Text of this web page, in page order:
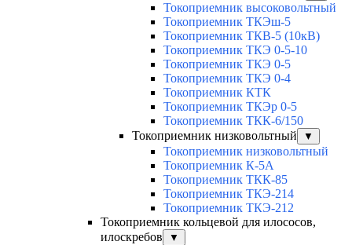
Токоприемник высоковольтный
Токоприемник ТКЭш-5
Токоприемник ТКВ-5 (10кВ)
Токоприемник ТКЭ 0-5-10
Токоприемник ТКЭ 0-5
Токоприемник ТКЭ 0-4
Токоприемник КТК
Токоприемник ТКЭр 0-5
Токоприемник ТКК-6/150
Токоприемник низковольтный
▼
Токоприемник низковольтный
Токоприемник К-5А
Токоприемник ТКК-85
Токоприемник ТКЭ-214
Токоприемник ТКЭ-212
Токоприемник кольцевой для илососов,
илоскребов
▼